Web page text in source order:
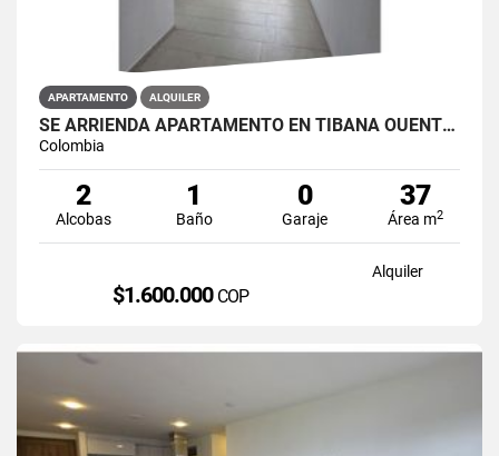
APARTAMENTO ALQUILER
SE ARRIENDA APARTAMENTO EN TIBANA OUENTE ARANDA CONJUNTO OPORTO
Colombia
2
Alcobas
1
Baño
0
Garaje
37
Área m2
Alquiler
$1.600.000 COP